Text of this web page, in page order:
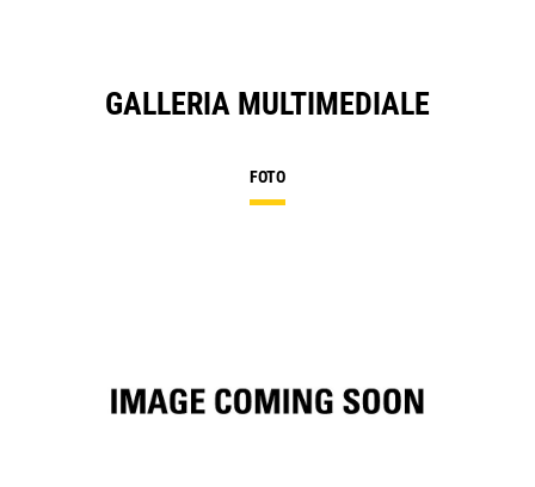
GALLERIA MULTIMEDIALE
FOTO